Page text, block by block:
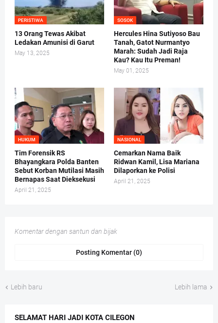
PERISTIWA
13 Orang Tewas Akibat
Ledakan Amunisi di Garut
May 13, 2025
SOSOK
Hercules Hina Sutiyoso Bau
Tanah, Gatot Nurmantyo
Marah: Sudah Jadi Raja
Kau? Kau Itu Preman!
May 01, 2025
HUKUM
Tim Forensik RS
Bhayangkara Polda Banten
Sebut Korban Mutilasi Masih
Bernapas Saat Dieksekusi
April 21, 2025
NASIONAL
Cemarkan Nama Baik
Ridwan Kamil, Lisa Mariana
Dilaporkan ke Polisi
April 21, 2025
Komentar dengan santun dan bijak
Posting Komentar (0)
Lebih baru Lebih lama
SELAMAT HARI JADI KOTA CILEGON